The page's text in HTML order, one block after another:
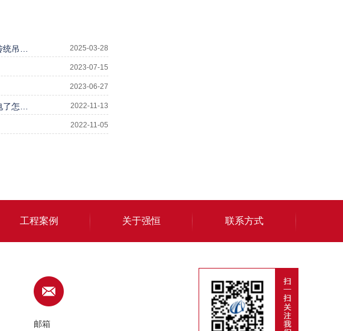
2025-03-28
2023-07-15
2023-06-27
2022-11-13
2022-11-05
工程案例 关于强恒 联系方式
邮箱